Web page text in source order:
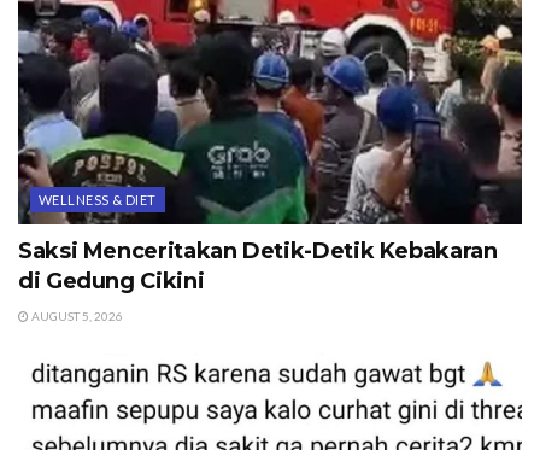
WELLNESS & DIET
Saksi Menceritakan Detik-Detik Kebakaran
di Gedung Cikini
AUGUST 5, 2026